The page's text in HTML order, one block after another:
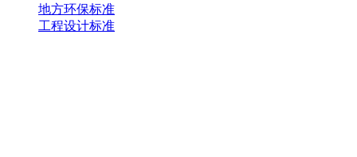
地方环保标准
工程设计标准